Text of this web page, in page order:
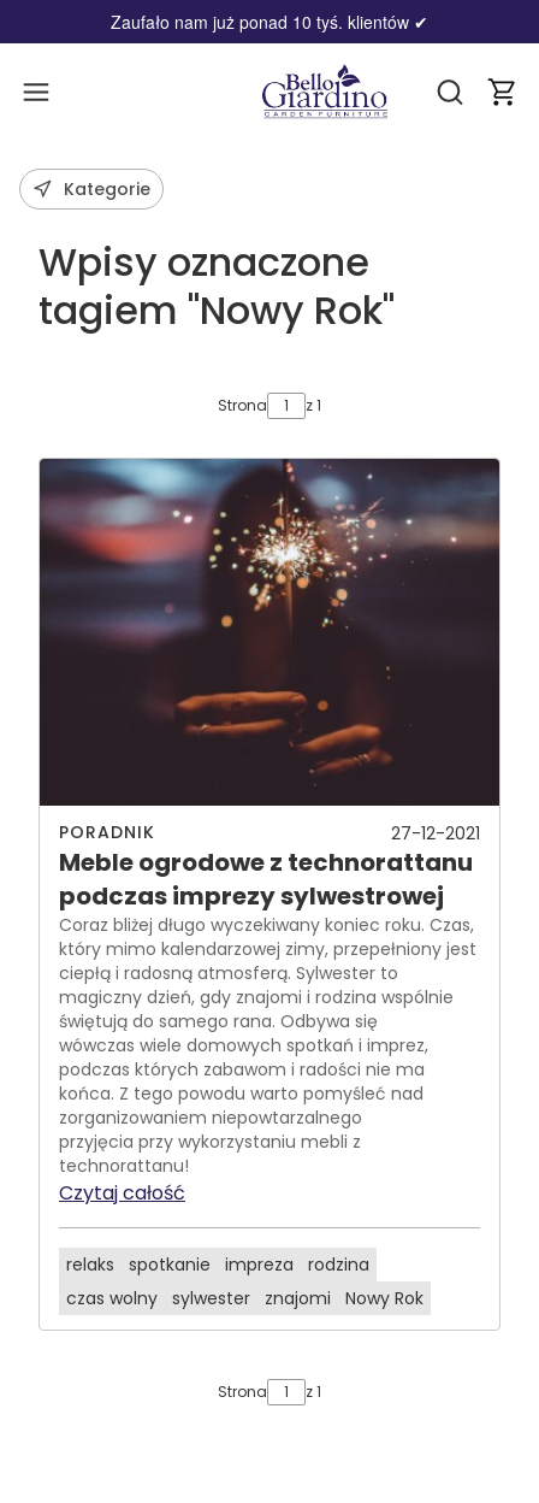
Zaufało nam już ponad 10 tyś. klientów ✔
Otwórz
Kategorie
Wpisy oznaczone
tagiem "Nowy Rok"
Strona z 1
PORADNIK 27-12-2021
Meble ogrodowe z technorattanu
podczas imprezy sylwestrowej
Coraz bliżej długo wyczekiwany koniec roku. Czas,
który mimo kalendarzowej zimy, przepełniony jest
ciepłą i radosną atmosferą. Sylwester to
magiczny dzień, gdy znajomi i rodzina wspólnie
świętują do samego rana. Odbywa się
wówczas wiele domowych spotkań i imprez,
podczas których zabawom i radości nie ma
końca. Z tego powodu warto pomyśleć nad
zorganizowaniem niepowtarzalnego
przyjęcia przy wykorzystaniu mebli z
technorattanu!
Czytaj całość
relaks spotkanie impreza
rodzina
czas wolny sylwester znajomi Nowy Rok
Strona z 1